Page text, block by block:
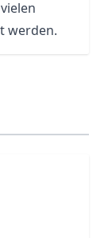
werden.